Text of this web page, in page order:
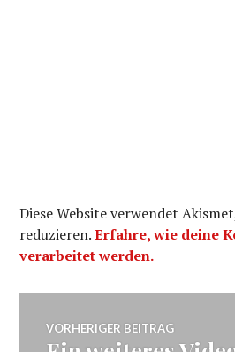
Diese Website verwendet
reduzieren.Erfahre, wie deine
verarbeitet werden.
VORHERIGER BEITRAG
Vorheriger